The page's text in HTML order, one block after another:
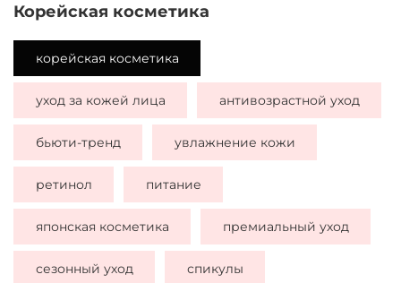
корейская косметика
корейская косметика
уход за кожей лица антивозрастной уход
бьюти-тренд увлажнение кожи
ретинол питание
японская косметика премиальный уход
сезонный уход спикулы